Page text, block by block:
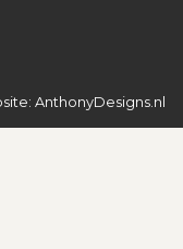
AnthonyDesigns.nl